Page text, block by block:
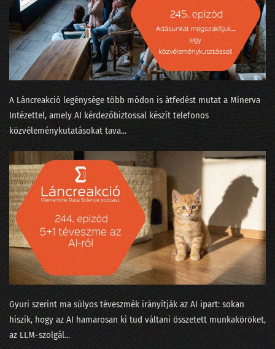
038 - Hydroinfo és cica-mining
037 - Nők az adatbányában
035 - Értelem és érzelem és algoritmus
32. Az otthonmunkáról szóló gigakutatás platóni szépsége
31. Regulázzuk meg a Facebookot!
30. Süti-apokalipszis a konferencián
29. Hányféleképpen lehet igent mondani?
28. Okoswhisky egy jó MI-sakkpartihoz?
27. Humánus-e a személyzetis az adatbányában?
26. Média-értés adat-alapon, vagy miért podcastolunk?
25. Válogatáskazetták a Spotify korából
A Láncreakció legénysége több módon is átfedést mutat a Minerva
Intézettel, amely AI kérdezőbiztossal készít telefonos
közvéleménykutatásokat tava...
Gyuri szerint ma súlyos téveszmék irányítják az AI ipart: sokan
hiszik, hogy az AI hamarosan ki tud váltani összetett munkaköröket,
az LLM-szolgál...